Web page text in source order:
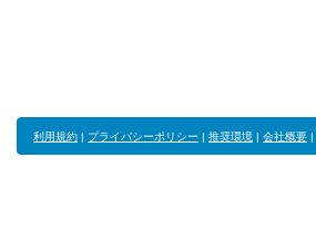
利用規約 | プライバシーポリシー | 推奨環境 | 会社概要 |